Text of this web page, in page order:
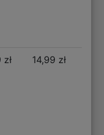
zł 14,99 zł